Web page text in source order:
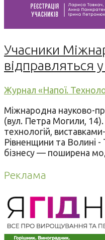
Учасники
відправляться
Журнал «Напої.
Міжнародна науково-
(вул. Петра Могили, 14).
технологій,
Рівненщини та Волині
бізнесу — поширена
Реклама